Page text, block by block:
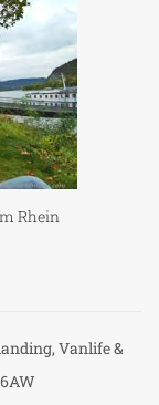
Rhein
Vanlife &